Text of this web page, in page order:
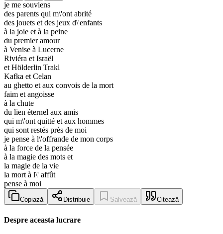
je me souviens
des parents qui m\'ont abrité
des jouets et des jeux d\'enfants
à la joie et à la peine
du premier amour
à Venise à Lucerne
Riviéra et Israël
et Hölderlin Trakl
Kafka et Celan
au ghetto et aux convois de la mort
faim et angoisse
à la chute
du lien éternel aux amis
qui m\'ont quitté et aux hommes
qui sont restés près de moi
je pense à l\'offrande de mon corps
à la force de la pensée
à la magie des mots et
la magie de la vie
la mort à l\' affût
pense à moi
Copiază Distribuie Salvează Citează
Despre aceasta lucrare